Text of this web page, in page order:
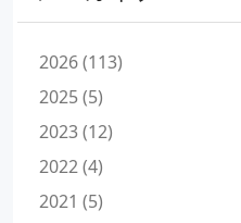
2026 (113)
2025 (5)
2023 (12)
2022 (4)
2021 (5)